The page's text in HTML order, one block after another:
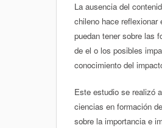
La ausencia del
chileno hace
puedan tener sobre las
de el o los posibles
conocimiento del
Este estudio se realizó
ciencias en formación
sobre la importancia e